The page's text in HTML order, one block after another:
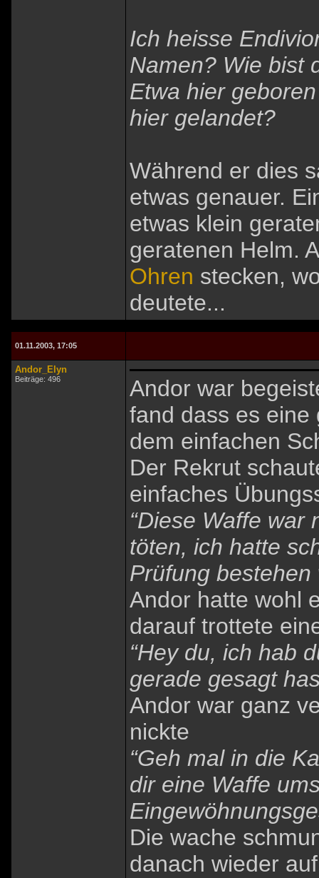
Ich heisse
Namen? Wie bist
Etwa hier
hier gelandet?
Während er dies
etwas genauer.
etwas klein
geratenen Helm.
Ohren stecken,
deutete...
01.11.2003, 17:05
Andor_Elyn
Beiträge: 496
Andor war
fand dass es eine
dem einfachen
Der Rekrut
einfaches
“Diese Waffe war
töten, ich hatte
Prüfung bestehen
Andor hatte wohl
darauf trottete
“Hey du, ich hab
gerade gesagt
Andor war ganz
nickte
“Geh mal in die
dir eine Waffe
Die wache
danach wieder